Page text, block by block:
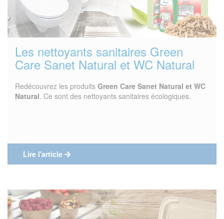
Les nettoyants sanitaires Green
Care Sanet Natural et WC Natural
Redécouvrez les produits Green Care Sanet Natural et WC
Natural. Ce sont des nettoyants sanitaires écologiques.
Lire l'article